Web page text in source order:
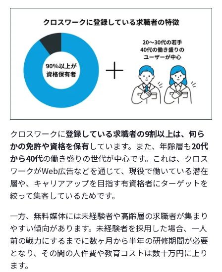
クロスワークに登録している求職者の9割以上は、何ら
かの免許や資格を保有しています。また、年齢層も20代
から40代の働き盛りの世代が中心です。これは、クロス
ワークがWeb広告などを通じて、現役で働いている潜在
層や、キャリアアップを目指す有資格者にターゲットを
絞って集客しているためです。
一方、無料媒体には未経験者や高齢層の求職者が集まり
やすい傾向があります。未経験者を採用した場合、一人
前の戦力にするまでに数ヶ月から半年の研修期間が必要
となり、その間の人件費や教育コストは数十万円に上り
ます。